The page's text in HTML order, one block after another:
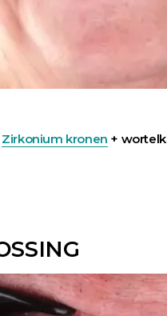
Zirkonium kronen +